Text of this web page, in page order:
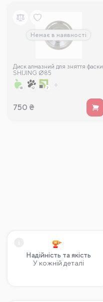
Немає в наявності
Диск алмазний для зняття фаски
SHIJING Ø85
750 ₴
Надійність та якість
У кожній деталі